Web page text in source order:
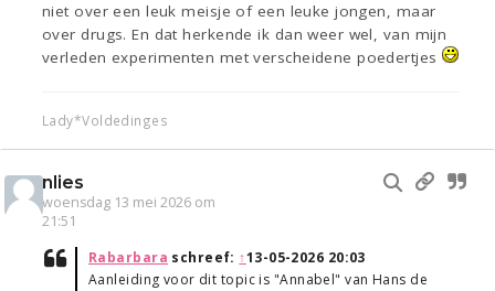
niet over een leuk meisje of een leuke jongen, maar
over drugs. En dat herkende ik dan weer wel, van mijn
verleden experimenten met verscheidene poedertjes
Lady*Voldedinges
nlies
woensdag 13 mei 2026 om
21:51
Rabarbara schreef: ↑13-05-2026 20:03
Aanleiding voor dit topic is "Annabel" van Hans de